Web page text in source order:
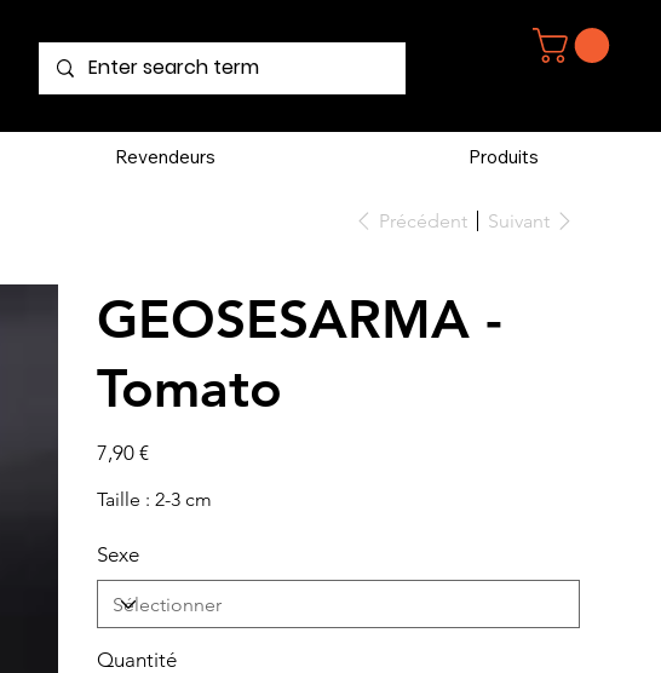
Revendeurs Produits
Précédent Suivant
GEOSESARMA -
Tomato
7,90 €
Taille : 2-3 cm
Sexe
Quantité